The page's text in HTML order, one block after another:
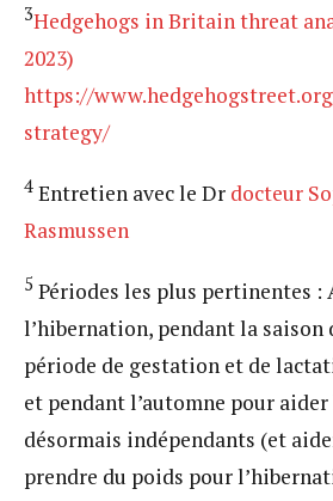
3Hedgehogs in Britain threat
2023)
https://
strategy/
4 Entretien avec le Dr docteur
Rasmussen
5 Périodes les plus pertinentes :
l’hibernation, pendant la
période de gestation et de
et pendant l’automne pour
désormais indépendants (et
prendre du poids pour